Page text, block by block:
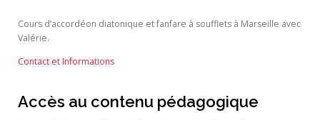
Cours d’accordéon diatonique et fanfare à soufflets à Marseille avec
Valérie.
Contact et Informations
Accès au contenu pédagogique